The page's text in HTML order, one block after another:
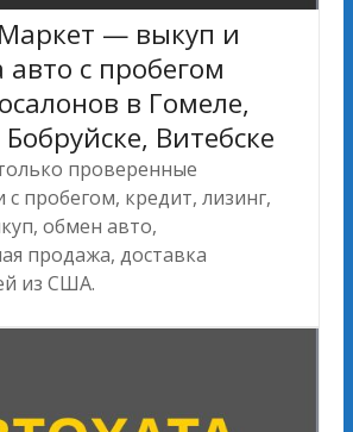
— выкуп и
с пробегом
в Гомеле,
Витебске
проверенные
пробегом, кредит, лизинг,
обмен авто,
продажа, доставка
из США.